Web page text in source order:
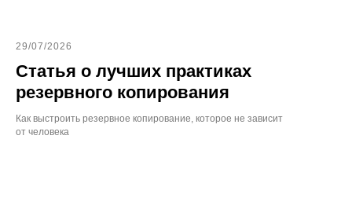
29/07/2026
Статья о лучших практиках
резервного копирования
Как выстроить резервное копирование, которое не зависит
от человека